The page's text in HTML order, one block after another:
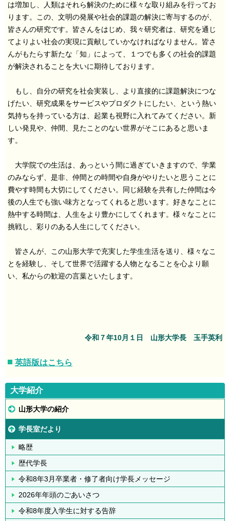
は増加し、人類はそれら解決のために様々な取り組みを行ってお
ります。この、文明の発展や社会的課題の解決に寄与するのが、
皆さんの研究です。皆さんをはじめ、我々研究者は、研究を通じ
てよりよい社会の実現に貢献していかなければなりません。皆さ
んがもたらす新たな「知」によって、１つでも多くの社会的課題
が解決されることを大いに期待しております。
もし、自分の研究を社会実装し、より直接的に課題解決につな
げたい、研究成果をサービスやプロダクトにしたい、という熱い
気持ちを持っている方は、起業も視野に入れてみてください。新
しい発見や、仲間、見たことのない世界がそこにあると思いま
す。
大学院での生活は、あっという間に過ぎていきますので、学業
のみならず、是非、仲間との時間や自身がやりたいと思うことに
費やす時間も大切にしてください。同じ経験を共有した仲間は今
後の人生でも強い味方となってくれると思います。好きなことに
熱中する時間は、人生をより豊かにしてくれます。様々なことに
挑戦し、彩りのある人生にしてください。
皆さんが、この山形大学で充実した学生生活を送り、様々なこ
とを経験し、そして世界で活躍する人物となることを心より願
い、私からの歓迎の言葉といたします。
令和７年10月１日 山形大学長 玉手英利
英語版はこちら
大学紹介
山形大学の紹介
学長室だより
略歴
歴代学長
令和8年3月卒業者・修了者向け学長メッセージ
2026年年頭のごあいさつ
令和8年度入学生に対する告辞